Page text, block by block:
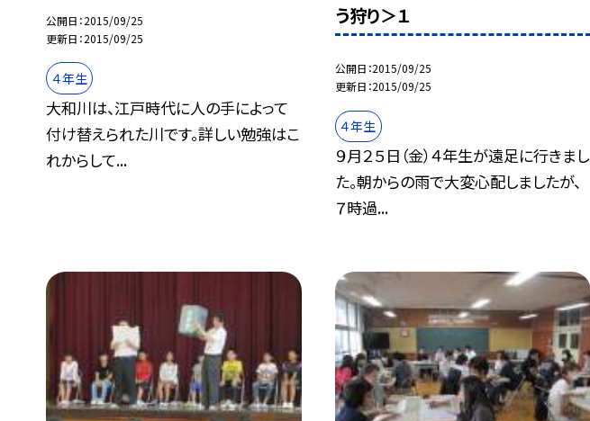
公開日 2015/09/25
更新日 2015/09/25
４年生
大和川は、江戸時代に人の手によって
付け替えられた川です。詳しい勉強はこ
れからして...
う狩り＞１
公開日 2015/09/25
更新日 2015/09/25
４年生
９月２５日（金）４年生が遠足に行きまし
た。朝からの雨で大変心配しましたが、
７時過...